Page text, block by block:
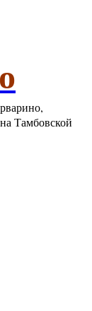
Тамбовской